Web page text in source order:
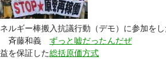
ルギー棒搬入抗議行動（デモ）に参加を
藤和義 ずっと嘘だったんだぜ
を保証した総括原価方式